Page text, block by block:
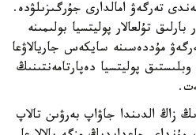
تەرگەۋ امالدارى جۇرگىزىلۋدە.
تۇلعالار پوليتسيا بولىمىنە
مۇددەسىنە سايكەس جاريالاۋعا
پوليتسيا دەپارتامەنتىنىڭ
زاڭ الدىندا جاۋاپ بەرۋىن تالاپ